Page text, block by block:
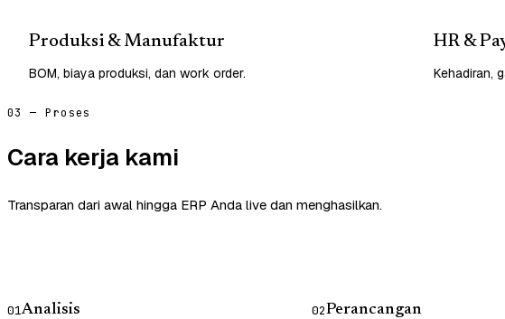
Produksi & Manufaktur
BOM, biaya produksi, dan work order.
HR &
Kehadiran,
03 — Proses
Cara kerja kami
Transparan dari awal hingga ERP Anda live dan menghasilkan.
01Analisis
02Perancangan